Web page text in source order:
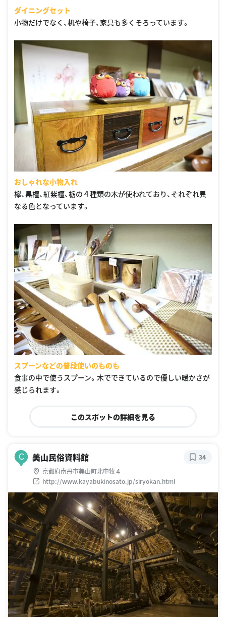
ダイニングセット
小物だけでなく、机や椅子、家具も多くそろっています。
おしゃれな小物入れ
欅、黒檀、紅紫檀、栃の４種類の木が使われており、それぞれ異
なる色となっています。
スプーンなどの普段使いのものも
食事の中で使うスプーン。木でできているので優しい暖かさが
感じられます。
このスポットの詳細を見る
C 美山民俗資料館
京都府南丹市美山町北中牧４
http://www.kayabukinosato.jp/siryokan.html
34